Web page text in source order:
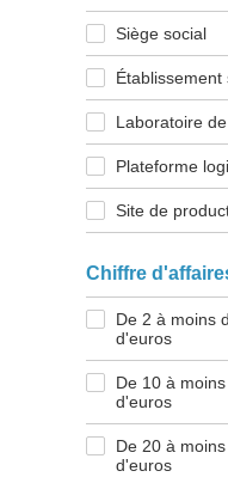
Siège social
Établissement
Laboratoire
Plateforme
Site de
Chiffre
De 2 à moins
d'euros
De 10 à
d'euros
De 20 à
d'euros